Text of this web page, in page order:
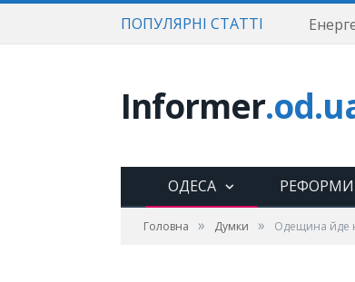
ПОПУЛЯРНІ СТАТТІ
Informer
ОДЕСА РЕФОРМИ
Головна » Думки » Одещина йде